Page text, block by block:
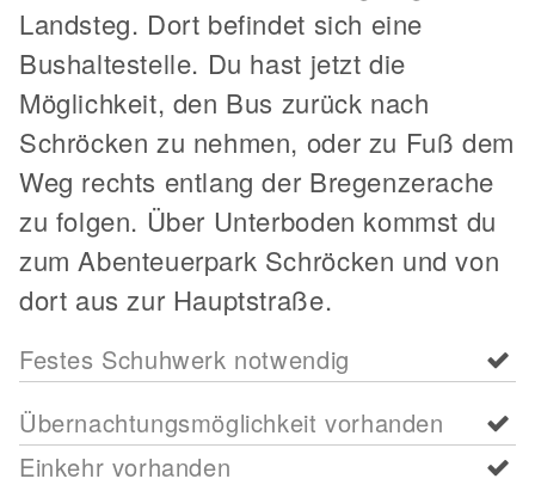
Landsteg. Dort befindet sich eine
Bushaltestelle. Du hast jetzt die
Möglichkeit, den Bus zurück nach
Schröcken zu nehmen, oder zu Fuß dem
Weg rechts entlang der Bregenzerache
zu folgen. Über Unterboden kommst du
zum Abenteuerpark Schröcken und von
dort aus zur Hauptstraße.
Festes Schuhwerk notwendig
Übernachtungsmöglichkeit vorhanden
Einkehr vorhanden